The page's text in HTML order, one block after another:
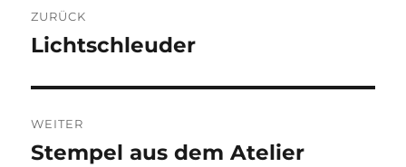
ZURÜCK
Vorheriger
Lichtschleuder
WEITER
Nächster
Stempel aus dem Atelier